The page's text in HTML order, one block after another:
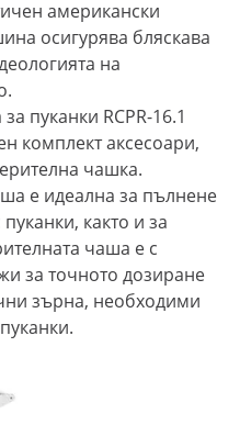
американски
осигурява бляскава
на
пуканки RCPR-16.1
комплект аксесоари,
чашка.
е идеална за пълнене
както и за
чаша е с
за точното дозиране
зърна, необходими